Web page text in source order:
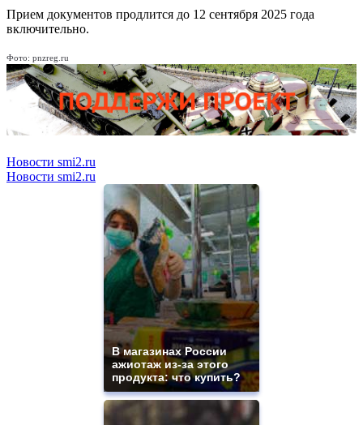
Прием документов продлится до 12 сентября 2025 года
включительно.
Фото: pnzreg.ru
Новости smi2.ru
Новости smi2.ru
В магазинах России
ажиотаж из-за этого
продукта: что купить?